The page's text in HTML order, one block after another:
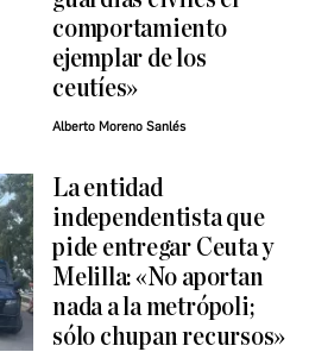
comportamiento
ejemplar de los
ceutíes»
Alberto Moreno Sanlés
La entidad
independentista que
pide entregar Ceuta y
Melilla: «No aportan
nada a la metrópoli;
sólo chupan recursos»